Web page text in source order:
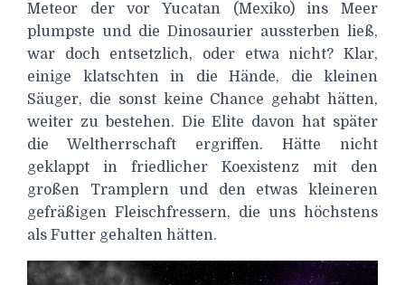
Meteor der vor Yucatan (Mexiko) ins Meer
plumpste und die Dinosaurier aussterben ließ,
war doch entsetzlich, oder etwa nicht? Klar,
einige klatschten in die Hände, die kleinen
Säuger, die sonst keine Chance gehabt hätten,
weiter zu bestehen. Die Elite davon hat später
die Weltherrschaft ergriffen. Hätte nicht
geklappt in friedlicher Koexistenz mit den
großen Tramplern und den etwas kleineren
gefräßigen Fleischfressern, die uns höchstens
als Futter gehalten hätten.